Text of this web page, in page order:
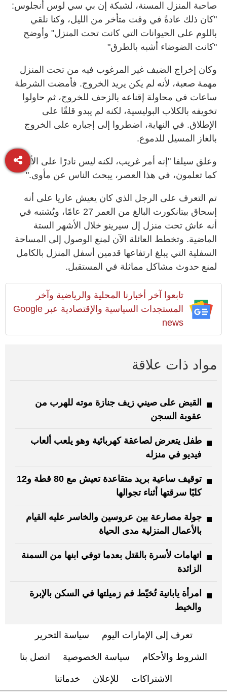
صاحبة المنزل المسنة، لشبكة إن بي سي لوس أنجلوس:
"كان ذلك عادةً في وقت متأخر من الليل، وكنا نلقي
باللوم على الحيوانات التي كانت تحت المنزل" وأوضح
"كانت الضوضاء أشبه بالطرق"
وكان إخراج الضيف غير المرغوب فيه من تحت المنزل
مهمة صعبة، لأنه لم يكن يريد الخروج. فأمضت الشرطة
ساعات في محاولة إقناعه بالزحف للخروج، ثم حاولوا
تخويفه بالكلاب البوليسية، لكنه لم يبدو قلقًا على
الإطلاق. في النهاية، اضطروا إلى إجباره على الخروج
بالغاز المسيل للدموع.
وعلق سيلفا "إنه أمر غريب، لكنه ليس نادرًا على الأرجح،
كما تعلمون، في هذا العصر، يبحث الناس عن مأوى".
تم التعرف على الرجل الذي كان يعيش عاريا على أنه
إسحاق بيتانكورت البالغ من العمر 27 عامًا، ويُشتبه في
أنه عاش تحت منزل إل سيرينو خلال الأشهر الستة
الماضية. وتخطط العائلة الآن لمنع الوصول إلى المساحة
السفلية التي يبلغ ارتفاعها قدمين أسفل المنزل بالكامل
لمنع حدوث مشاكل مماثلة في المستقبل.
تابعوا آخر أخبارنا المحلية والرياضية وآخر
المستجدات السياسية والإقتصادية عبر Google
news
مواد ذات علاقة
القبض على صيني زيف جنازة موته للهرب من
عقوبة السجن
طفل يتعرض لصاعقة كهربائية وهو يلعب ألعاب
فيديو في منزله
توقيف ساعية بريد متقاعدة تعيش مع 80 قطة و12
كلبًا سرقتها أثناء تجوالها
جولة مصارعة بين عروسين والخاسر عليه القيام
بالأعمال المنزلية مدى الحياة
اتهامات لأسرة بالقتل بعدما توفي ابنها من السمنة
الزائدة
امرأة يابانية تُخيّط فم زميلتها في السكن بالإبرة
والخيط
تعرف إلى الإمارات اليوم سياسة التحرير
الشروط والأحكام سياسة الخصوصية اتصل بنا
الاشتراكات للإعلان خدماتنا